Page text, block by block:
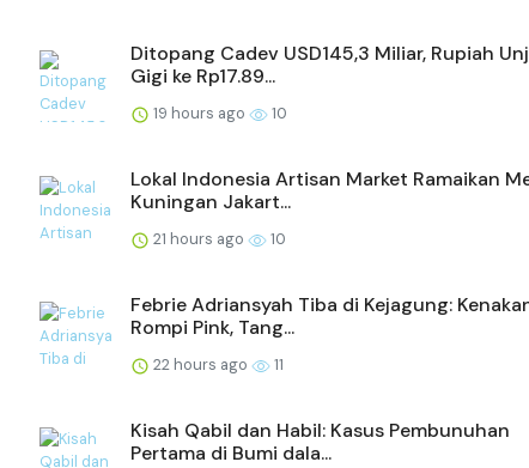
Ditopang Cadev USD145,3 Miliar, Rupiah
Gigi ke Rp17.89...
19 hours ago 10
Lokal Indonesia Artisan Market Ramaikan
Kuningan Jakart...
21 hours ago 10
Febrie Adriansyah Tiba di Kejagung:
Rompi Pink, Tang...
22 hours ago 11
Kisah Qabil dan Habil: Kasus Pembunuhan
Pertama di Bumi dala...